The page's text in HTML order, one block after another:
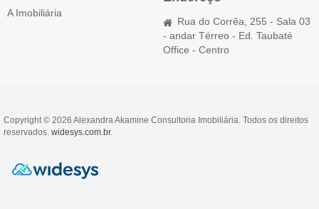
A Imobiliária
Rua do Corrêa, 255 - Sala 03
- andar Térreo - Ed. Taubaté
Office - Centro
Copyright © 2026 Alexandra Akamine Consultoria Imobiliária. Todos os direitos
reservados. widesys.com.br.